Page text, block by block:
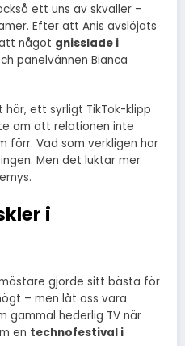
ett uns av skvaller –
Efter att Anis avslöjats
något gnisslade i
panelvännen Bianca
här, ett syrligt TikTok-klipp
om att relationen inte
förr. Vad som verkligen har
Men det luktar mer
i
gjorde sitt bästa för
– men låt oss vara
gammal hederlig TV när
en technofestival i